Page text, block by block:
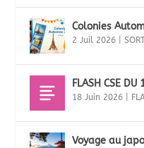
Colonies
2 Juil 2026 |
FLASH CSE
18 Juin 2026
Voyage au